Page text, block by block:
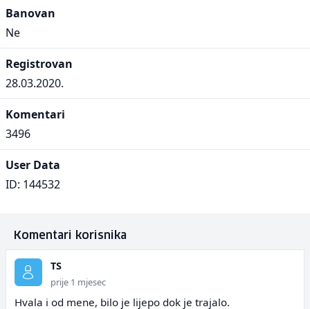
Banovan
Ne
Registrovan
28.03.2020.
Komentari
3496
User Data
ID: 144532
Komentari korisnika
TS
prije 1 mjesec
Hvala i od mene, bilo je lijepo dok je trajalo.